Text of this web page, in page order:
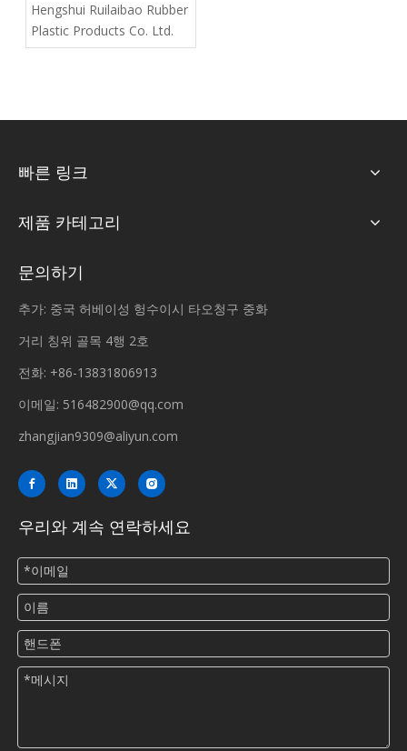
Hengshui Ruilaibao Rubber
Plastic Products Co. Ltd.
빠른 링크
제품 카테고리
문의하기
추가: 중국 허베이성 헝수이시 타오청구 중화
거리 칭위 골목 4행 2호
전화: +86-13831806913
이메일: 516482900@qq.com
zhangjian9309@aliyun.com
우리와 계속 연락하세요